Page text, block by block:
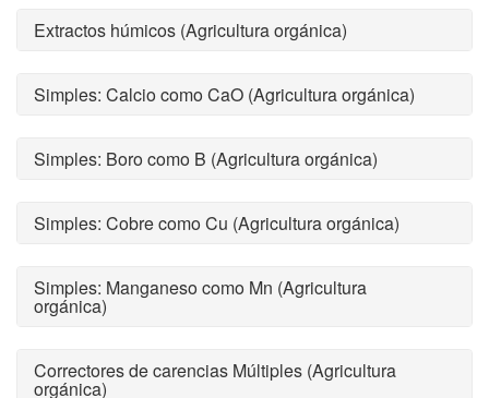
Extractos húmicos (Agricultura orgánica)
Simples: Calcio como CaO (Agricultura orgánica)
Simples: Boro como B (Agricultura orgánica)
Simples: Cobre como Cu (Agricultura orgánica)
Simples: Manganeso como Mn (Agricultura
orgánica)
Correctores de carencias Múltiples (Agricultura
orgánica)